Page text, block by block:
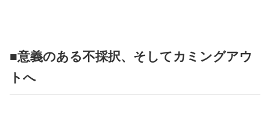
■意義のある不採択、そしてカミングアウ
トへ